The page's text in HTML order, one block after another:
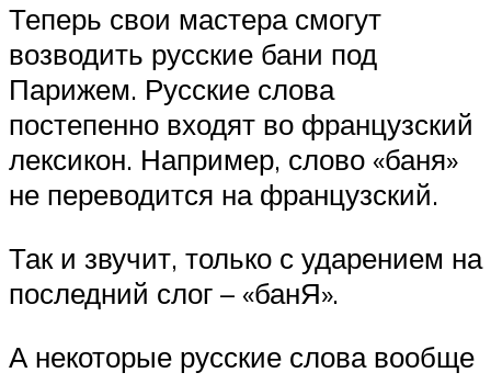
Теперь свои мастера смогут
возводить русские бани под
Парижем. Русские слова
постепенно входят во французский
лексикон. Например, слово «баня»
не переводится на французский.
Так и звучит, только с ударением на
последний слог – «банЯ».
А некоторые русские слова вообще